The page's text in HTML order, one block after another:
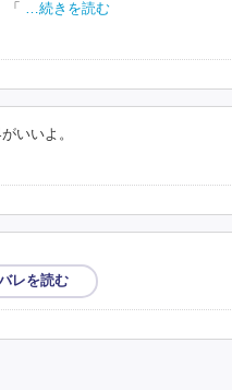
「
…続きを読む
いいよ。